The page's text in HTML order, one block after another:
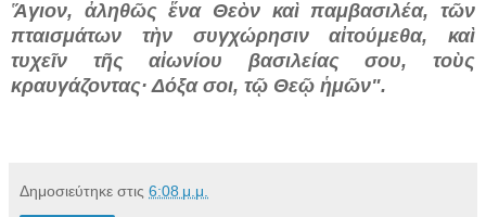
Ἅγιον, ἀληθῶς ἕνα Θεὸν καὶ παμβασιλέα, τῶν
πταισμάτων τὴν συγχώρησιν αἰτούμεθα, καὶ
τυχεῖν τῆς αἰωνίου βασιλείας σου, τοὺς
κραυγάζοντας· Δόξα σοι, τῷ Θεῷ ἡμῶν".
Δημοσιεύτηκε στις 6:08 μ.μ.